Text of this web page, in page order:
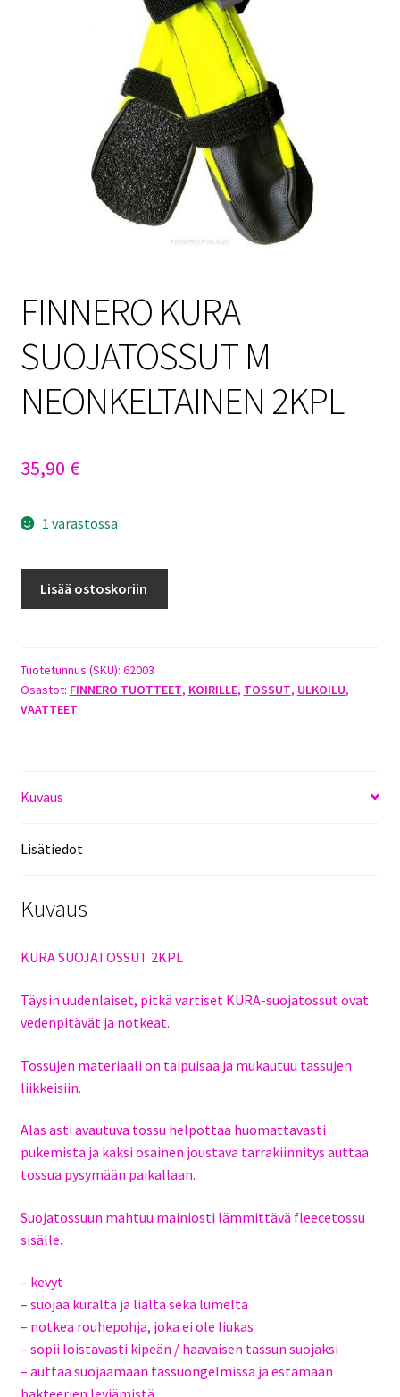
FINNERO KURA
SUOJATOSSUT M
NEONKELTAINEN 2KPL
35,90 €
1 varastossa
NEONKELTAINEN
2KPL
määrä
Lisää ostoskoriin
Tuotetunnus (SKU): 62003
Osastot: FINNERO TUOTTEET, KOIRILLE, TOSSUT, ULKOILU,
VAATTEET
Kuvaus
Lisätiedot
Kuvaus
KURA SUOJATOSSUT 2KPL
Täysin uudenlaiset, pitkä vartiset KURA-suojatossut ovat
vedenpitävät ja notkeat.
Tossujen materiaali on taipuisaa ja mukautuu tassujen
liikkeisiin.
Alas asti avautuva tossu helpottaa huomattavasti
pukemista ja kaksi osainen joustava tarrakiinnitys auttaa
tossua pysymään paikallaan.
Suojatossuun mahtuu mainiosti lämmittävä fleecetossu
sisälle.
– kevyt
– suojaa kuralta ja lialta sekä lumelta
– notkea rouhepohja, joka ei ole liukas
– sopii loistavasti kipeän / haavaisen tassun suojaksi
– auttaa suojaamaan tassuongelmissa ja estämään